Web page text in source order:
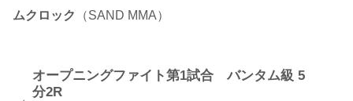
ムクロック （SAND MMA）
オープニングファイト第1試合 バンタム級 5
分2R